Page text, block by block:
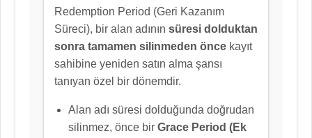
Redemption Period (Geri Kazanım
Süreci), bir alan adının süresi dolduktan
sonra tamamen silinmeden önce kayıt
sahibine yeniden satın alma şansı
tanıyan özel bir dönemdir.
Alan adı süresi dolduğunda doğrudan
silinmez, önce bir Grace Period (Ek